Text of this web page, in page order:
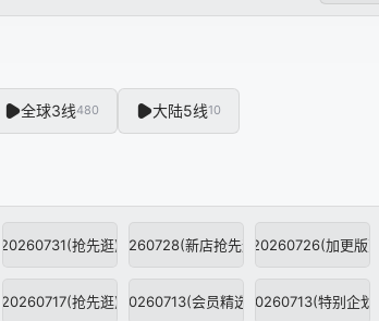
全球3线480 大陆5线10
20260731(抢先逛)20260728(新店抢先逛)20260726(加更版)
20260717(抢先逛) 20260713(会员精选) 20260713(特别企划)